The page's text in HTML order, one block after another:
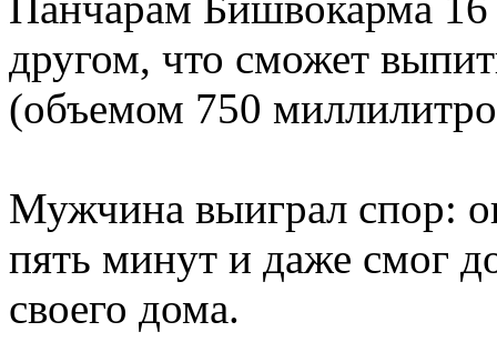
другом, что сможет
(объемом 750
Мужчина выиграл спор:
пять минут и даже смог
своего дома.